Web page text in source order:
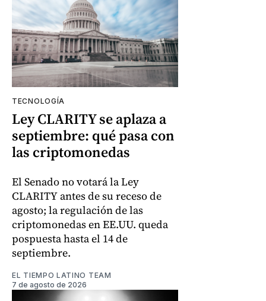
TECNOLOGÍA
Ley CLARITY se aplaza a
septiembre: qué pasa con
las criptomonedas
El Senado no votará la Ley
CLARITY antes de su receso de
agosto; la regulación de las
criptomonedas en EE.UU. queda
pospuesta hasta el 14 de
septiembre.
EL TIEMPO LATINO TEAM
7 de agosto de 2026